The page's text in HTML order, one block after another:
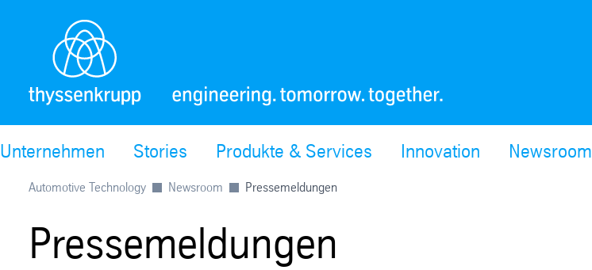
Unternehmen Stories Produkte & Services Innovation Newsroom
Automotive Technology Newsroom Pressemeldungen
Pressemeldungen